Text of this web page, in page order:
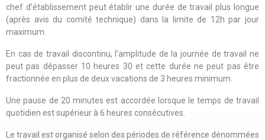
chef d’établissement peut établir une durée de travail plus longue
(après avis du comité technique) dans la limite de 12h par jour
maximum.
En cas de travail discontinu, l’amplitude de la journée de travail ne
peut pas dépasser 10 heures 30 et cette durée ne peut pas être
fractionnée en plus de deux vacations de 3 heures minimum.
Une pause de 20 minutes est accordée lorsque le temps de travail
quotidien est supérieur à 6 heures consécutives.
Le travail est organisé selon des périodes de référence dénommées